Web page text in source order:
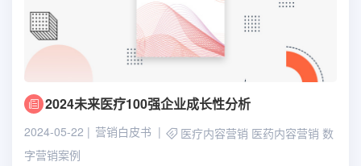
2024未来医疗100强企业成长性分析
2024-05-22 营销白皮书 医疗内容营销 医药内容营销 数
字营销案例